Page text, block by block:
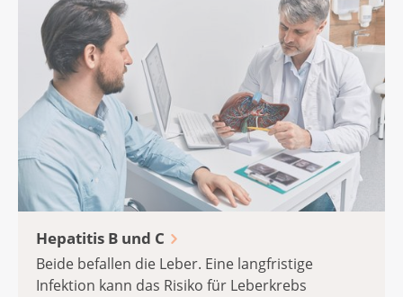
Hepatitis B und C
Beide befallen die Leber. Eine langfristige
Infektion kann das Risiko für Leberkrebs